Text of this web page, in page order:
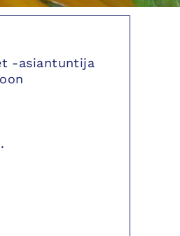
-asiantuntija